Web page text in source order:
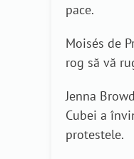
pace.
Moisés de
rog să vă
Jenna
Cubei a
protestele.